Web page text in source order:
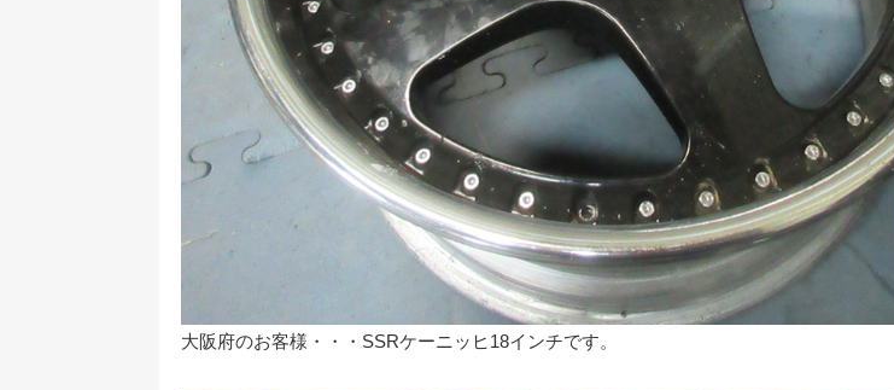
大阪府のお客様・・・SSRケーニッヒ18インチです。